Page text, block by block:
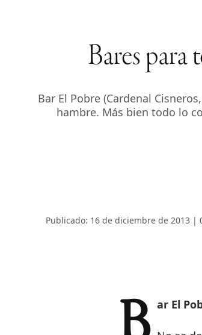
Bares para
Bar El Pobre (Cardenal
hambre. Más bien todo lo
Publicado: 16 de diciembre de 2013 |
Bar El